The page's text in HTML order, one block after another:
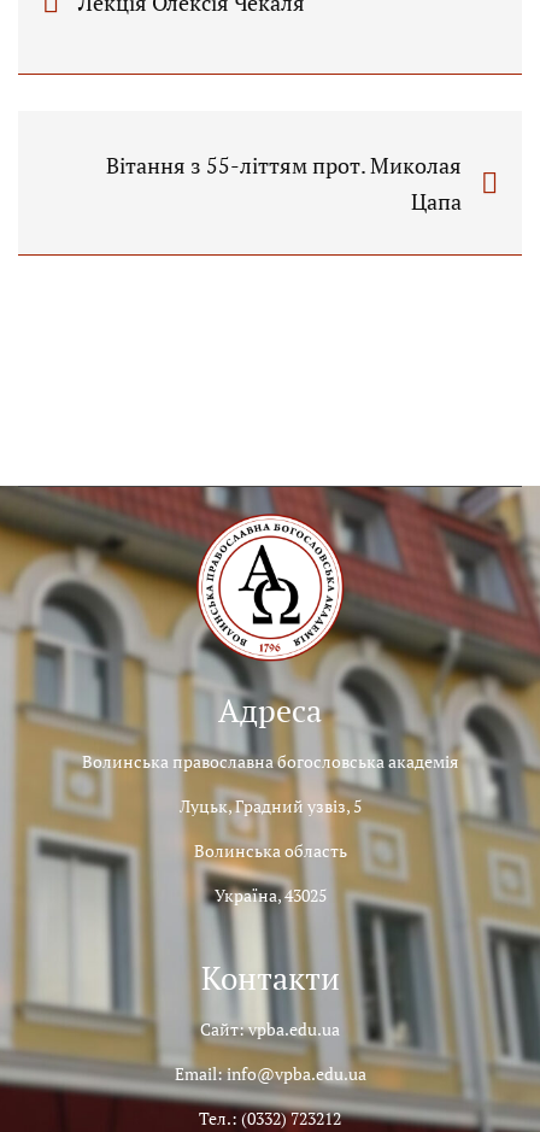
Вітання з 55-літтям прот. Миколая
Цапа
Адреса
Волинська православна богословська академія
Луцьк, Градний узвіз, 5
Волинська область
Україна, 43025
Контакти
Сайт: vpba.edu.ua
Email: info@vpba.edu.ua
Тел.: (0332) 723212